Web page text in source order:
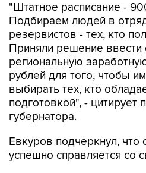
"Штатное расписание -
Подбираем людей в
резервистов - тех, кто
Приняли решение
региональную
рублей для того, чтобы
выбирать тех, кто
подготовкой", - цитирует
губернатора.
Евкуров подчеркнул, что
успешно справляется со